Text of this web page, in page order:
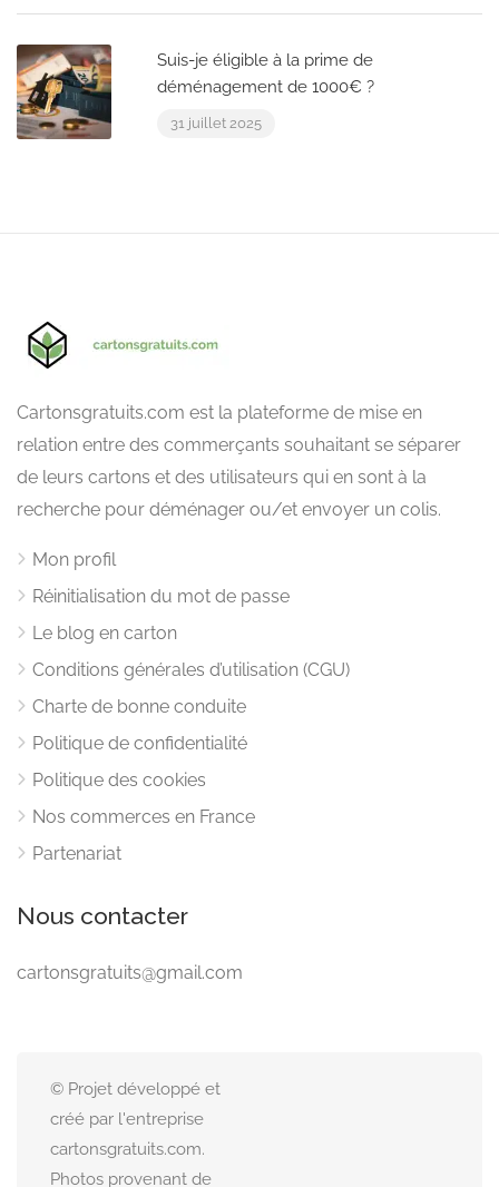
Suis-je éligible à la prime de
déménagement de 1000€ ?
31 juillet 2025
Cartonsgratuits.com est la plateforme de mise en
relation entre des commerçants souhaitant se séparer
de leurs cartons et des utilisateurs qui en sont à la
recherche pour déménager ou/et envoyer un colis.
Mon profil
Réinitialisation du mot de passe
Le blog en carton
Conditions générales d’utilisation (CGU)
Charte de bonne conduite
Politique de confidentialité
Politique des cookies
Nos commerces en France
Partenariat
Nous contacter
cartonsgratuits@gmail.com
© Projet développé et
créé par l'entreprise
cartonsgratuits.com.
Photos provenant de